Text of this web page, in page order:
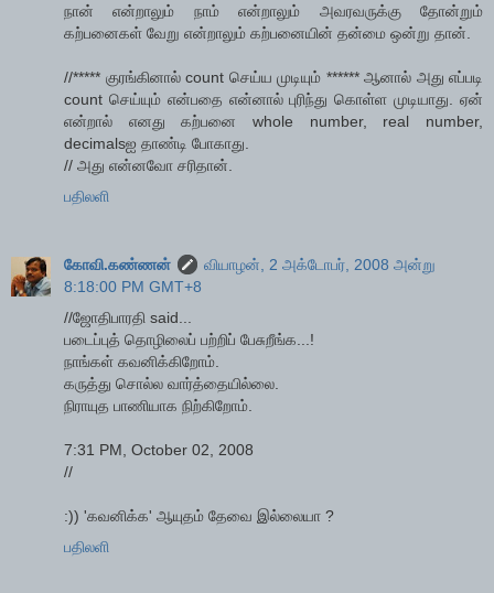
நான் என்றாலும் நாம் என்றாலும் அவரவருக்கு தோன்றும்
கற்பனைகள் வேறு என்றாலும் கற்பனையின் தன்மை ஒன்று தான்.
//***** குரங்கினால் count செய்ய முடியும் ****** ஆனால் அது எப்படி
count செய்யும் என்பதை என்னால் புரிந்து கொள்ள முடியாது. ஏன்
என்றால் எனது கற்பனை whole number, real number,
decimalsஐ தாண்டி போகாது.
// அது என்னவோ சரிதான்.
பதிலளி
கோவி.கண்ணன்
வியாழன், 2 அக்டோபர், 2008 அன்று
8:18:00 PM GMT+8
//ஜோதிபாரதி said...
படைப்புத் தொழிலைப் பற்றிப் பேசுறீங்க...!
நாங்கள் கவனிக்கிறோம்.
கருத்து சொல்ல வார்த்தையில்லை.
நிராயுத பாணியாக நிற்கிறோம்.
7:31 PM, October 02, 2008
//
:)) 'கவனிக்க' ஆயுதம் தேவை இல்லையா ?
பதிலளி